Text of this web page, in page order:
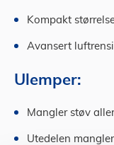
Kompakt
Avansert
Ulemper:
Mangler støv
Utedelen